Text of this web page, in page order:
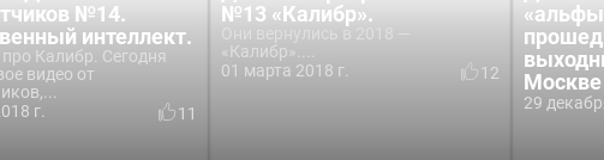
№14.
интеллект.
Калибр. Сегодня
видео от
г.
11
№13 «Калибр».
«Калибр»....
01 марта 2018 г.
12
Москве
29